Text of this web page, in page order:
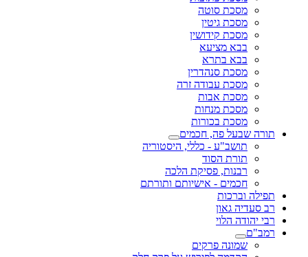
מסכת סוטה
מסכת גיטין
מסכת קידושין
בבא מציעא
בבא בתרא
מסכת סנהדרין
מסכת עבודה זרה
מסכת אבות
מסכת מנחות
מסכת בכורות
תורה שבעל פה, חכמים
תושב"ע - כללי, היסטוריה
תורת הסוד
רבנות, פסיקת הלכה
חכמים - אישיותם ותורתם
תפילה וברכות
רב סעדיה גאון
רבי יהודה הלוי
רמב"ם
שמונה פרקים